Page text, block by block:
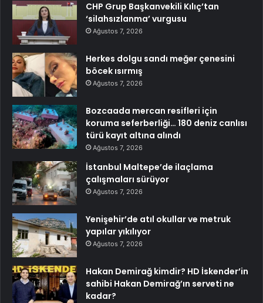
CHP Grup Başkanvekili Kılıç’tan
‘silahsızlanma’ vurgusu
Ağustos 7, 2026
Herkes dolgu sandı meğer çenesini
böcek ısırmış
Ağustos 7, 2026
Bozcaada mercan resifleri için
koruma seferberliği… 180 deniz canlısı
türü kayıt altına alındı
Ağustos 7, 2026
İstanbul Maltepe’de ilaçlama
çalışmaları sürüyor
Ağustos 7, 2026
Yenişehir’de atıl okullar ve metruk
yapılar yıkılıyor
Ağustos 7, 2026
Hakan Demirağ kimdir? HD İskender’in
sahibi Hakan Demirağ’ın serveti ne
kadar?